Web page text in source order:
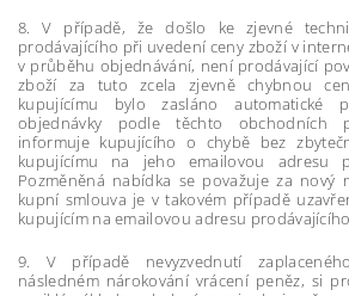
8. V případě, že došlo ke zjevné
prodávajícího při uvedení ceny zboží v
v průběhu objednávání, není prodávající
zboží za tuto zcela zjevně chybnou
kupujícímu bylo zasláno automatické
objednávky podle těchto obchodních
informuje kupujícího o chybě bez
kupujícímu na jeho emailovou adresu
Pozměněná nabídka se považuje za nový
kupní smlouva je v takovém případě
kupujícím na emailovou adresu
9. V případě nevyzvednutí
následném nárokování vrácení peněz, si